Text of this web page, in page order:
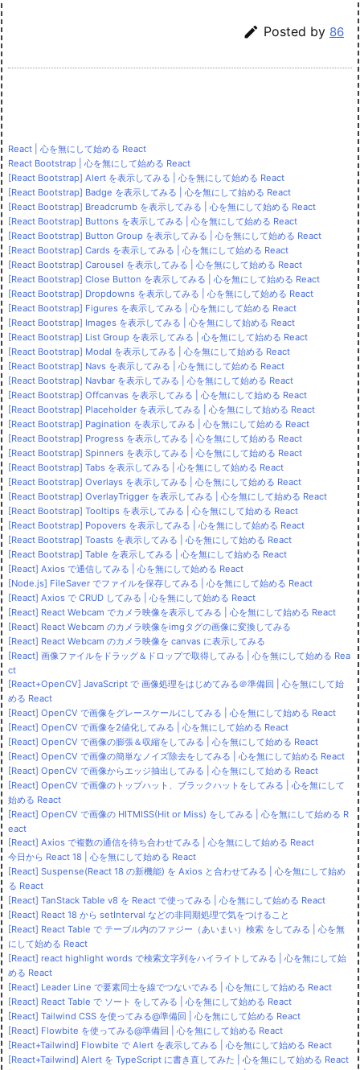
 Posted by 86
React | 心を無にして始める React
React Bootstrap | 心を無にして始める React
[React Bootstrap] Alert を表示してみる | 心を無にして始める React
[React Bootstrap] Badge を表示してみる | 心を無にして始める React
[React Bootstrap] Breadcrumb を表示してみる | 心を無にして始める React
[React Bootstrap] Buttons を表示してみる | 心を無にして始める React
[React Bootstrap] Button Group を表示してみる | 心を無にして始める React
[React Bootstrap] Cards を表示してみる | 心を無にして始める React
[React Bootstrap] Carousel を表示してみる | 心を無にして始める React
[React Bootstrap] Close Button を表示してみる | 心を無にして始める React
[React Bootstrap] Dropdowns を表示してみる | 心を無にして始める React
[React Bootstrap] Figures を表示してみる | 心を無にして始める React
[React Bootstrap] Images を表示してみる | 心を無にして始める React
[React Bootstrap] List Group を表示してみる | 心を無にして始める React
[React Bootstrap] Modal を表示してみる | 心を無にして始める React
[React Bootstrap] Navs を表示してみる | 心を無にして始める React
[React Bootstrap] Navbar を表示してみる | 心を無にして始める React
[React Bootstrap] Offcanvas を表示してみる | 心を無にして始める React
[React Bootstrap] Placeholder を表示してみる | 心を無にして始める React
[React Bootstrap] Pagination を表示してみる | 心を無にして始める React
[React Bootstrap] Progress を表示してみる | 心を無にして始める React
[React Bootstrap] Spinners を表示してみる | 心を無にして始める React
[React Bootstrap] Tabs を表示してみる | 心を無にして始める React
[React Bootstrap] Overlays を表示してみる | 心を無にして始める React
[React Bootstrap] OverlayTrigger を表示してみる | 心を無にして始める React
[React Bootstrap] Tooltips を表示してみる | 心を無にして始める React
[React Bootstrap] Popovers を表示してみる | 心を無にして始める React
[React Bootstrap] Toasts を表示してみる | 心を無にして始める React
[React Bootstrap] Table を表示してみる | 心を無にして始める React
[React] Axios で通信してみる | 心を無にして始める React
[Node.js] FileSaver でファイルを保存してみる | 心を無にして始める React
[React] Axios で CRUD してみる | 心を無にして始める React
[React] React Webcam でカメラ映像を表示してみる | 心を無にして始める React
[React] React Webcam のカメラ映像をimgタグの画像に変換してみる
[React] React Webcam のカメラ映像を canvas に表示してみる
[React] 画像ファイルをドラッグ＆ドロップで取得してみる | 心を無にして始める Rea
ct
[React+OpenCV] JavaScript で 画像処理をはじめてみる＠準備回 | 心を無にして始
める React
[React] OpenCV で画像をグレースケールにしてみる | 心を無にして始める React
[React] OpenCV で画像を2値化してみる | 心を無にして始める React
[React] OpenCV で画像の膨張＆収縮をしてみる | 心を無にして始める React
[React] OpenCV で画像の簡単なノイズ除去をしてみる | 心を無にして始める React
[React] OpenCV で画像からエッジ抽出してみる | 心を無にして始める React
[React] OpenCV で画像のトップハット、ブラックハットをしてみる | 心を無にして
始める React
[React] OpenCV で画像の HITMISS(Hit or Miss) をしてみる | 心を無にして始める R
eact
[React] Axios で複数の通信を待ち合わせてみる | 心を無にして始める React
今日から React 18 | 心を無にして始める React
[React] Suspense(React 18 の新機能) を Axios と合わせてみる | 心を無にして始め
る React
[React] TanStack Table v8 を React で使ってみる | 心を無にして始める React
[React] React 18 から setInterval などの非同期処理で気をつけること
[React] React Table で テーブル内のファジー（あいまい）検索 をしてみる | 心を無
にして始める React
[React] react highlight words で検索文字列をハイライトしてみる | 心を無にして始
める React
[React] Leader Line で要素同士を線でつないでみる | 心を無にして始める React
[React] React Table で ソート をしてみる | 心を無にして始める React
[React] Tailwind CSS を使ってみる@準備回 | 心を無にして始める React
[React] Flowbite を使ってみる@準備回 | 心を無にして始める React
[React+Tailwind] Flowbite で Alert を表示してみる | 心を無にして始める React
[React+Tailwind] Alert を TypeScript に書き直してみた | 心を無にして始める React